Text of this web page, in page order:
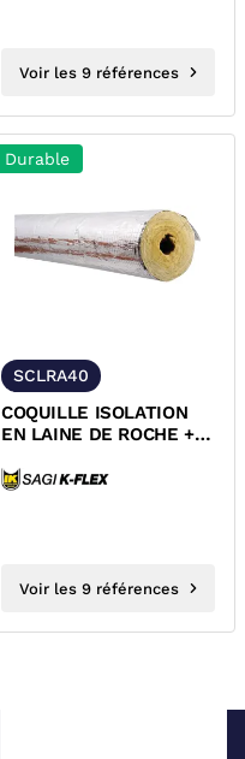
Voir les 9 références
Durable
SCLRA40
COQUILLE ISOLATION
EN LAINE DE ROCHE +
40 MM
Voir les 9 références